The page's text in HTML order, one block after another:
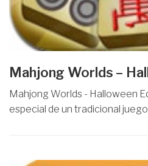
Mahjong Worlds –
Mahjong Worlds - Halloween
especial de un tradicional